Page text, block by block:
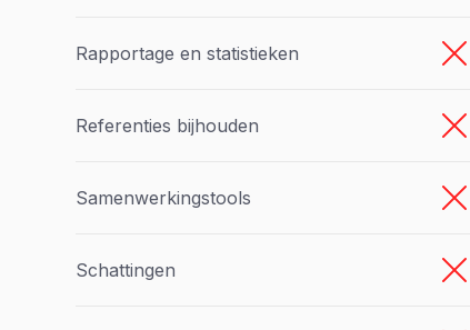
Rapportage en statistieken
Referenties bijhouden
Samenwerkingstools
Schattingen